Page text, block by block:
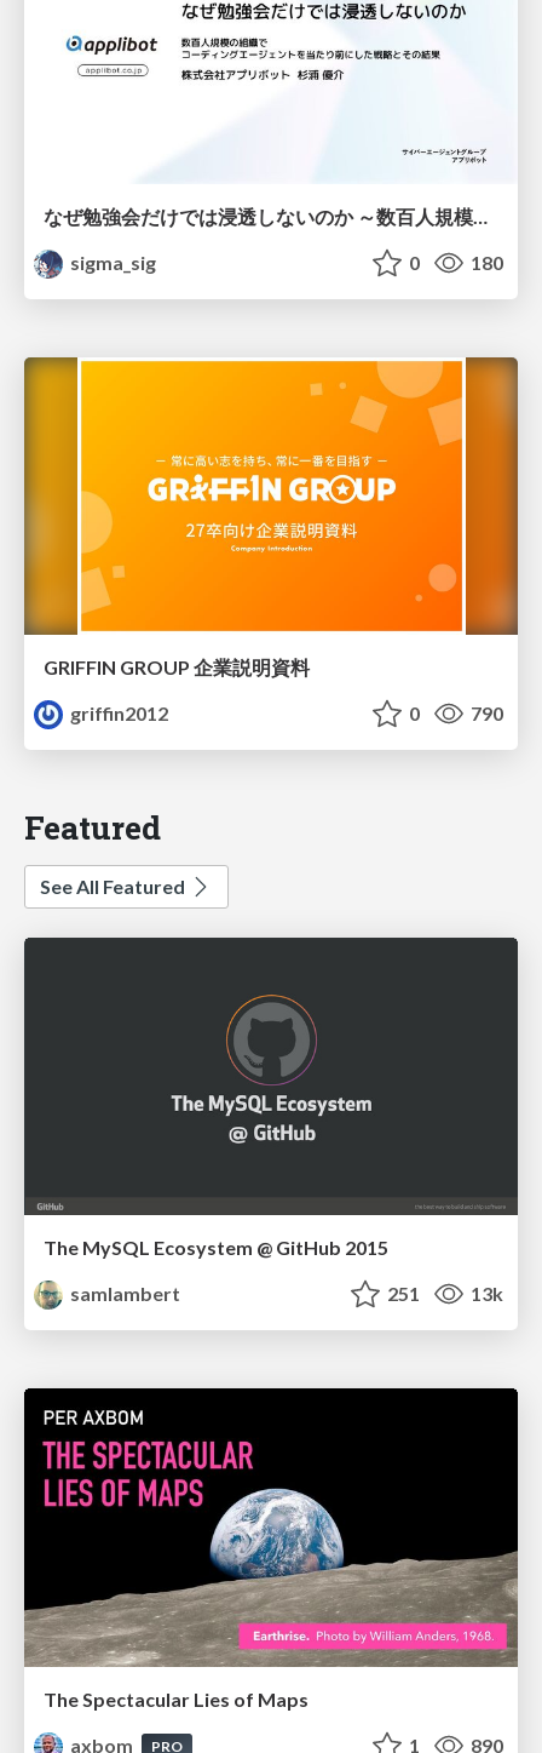
sigma_sig
0 180
GRIFFIN GROUP 企業説明資料
griffin2012
0 790
Featured
See All Featured
The MySQL Ecosystem @ GitHub 2015
samlambert
251 13k
The Spectacular Lies of Maps
axbom
PRO 1 890